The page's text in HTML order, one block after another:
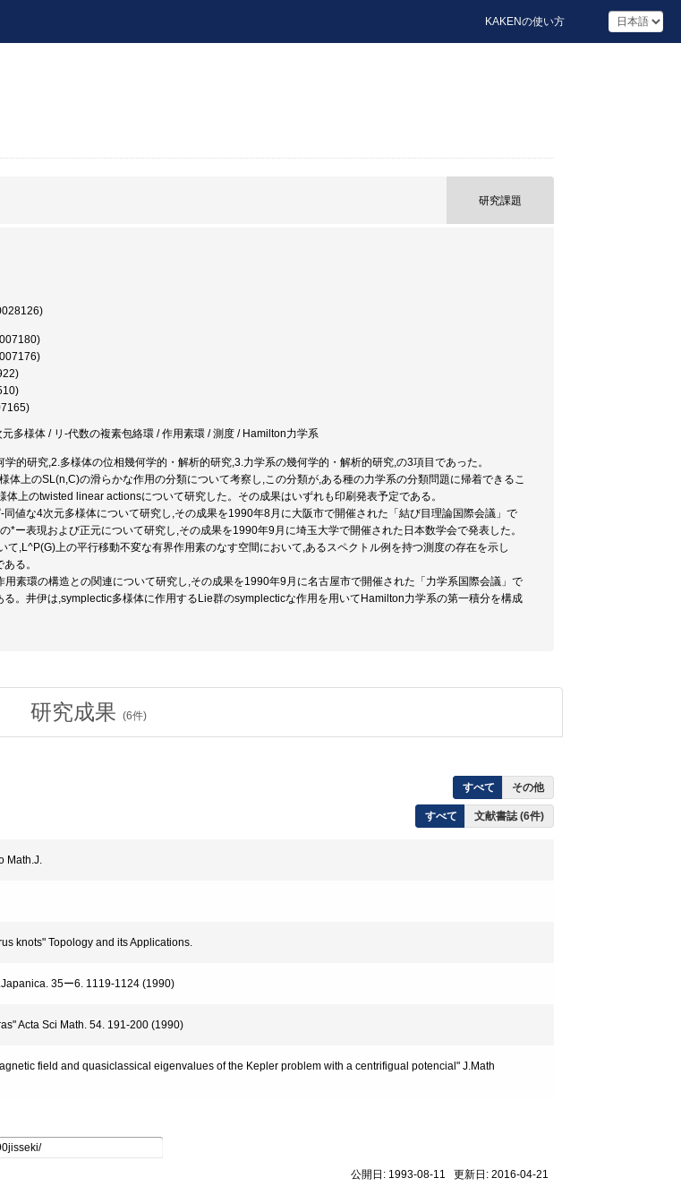
KAKENの使い方
研究課題
多様体 / リ-代数の複素包絡環 / 作用素環 / 測度 / Hamilton力学系
的研究,2.多様体の位相幾何学的・解析的研究,3.力学系の幾何学的・解析的研究,の3項目であった。
体上のSL(n,C)の滑らかな作用の分類について考察し,この分類が,ある種の力学系の分類問題に帰着できるこ
体上のtwisted linear actionsについて研究した。その成果はいずれも印刷発表予定である。
値な4次元多様体について研究し,その成果を1990年8月に大阪市で開催された「結び目理論国際会議」で
*ー表現および正元について研究し,その成果を1990年9月に埼玉大学で開催された日本数学会で発表した。
て,L^P(G)上の平行移動不変な有界作用素のなす空間において,あるスペクトル例を持つ測度の存在を示し
る。
素環の構造との関連について研究し,その成果を1990年9月に名古屋市で開催された「力学系国際会議」で
。井伊は,symplectic多様体に作用するLie群のsymplecticな作用を用いてHamilton力学系の第一積分を構成
研究成果 (6件)
すべて その他
すべて 文献書誌 (6件)
Math.J.
knots" Topology and its Applications.
35ー6. 1119-1124 (1990)
Acta Sci Math. 54. 191-200 (1990)
field and quasiclassical eigenvalues of the Kepler problem with a centrifigual potencial" J.Math
公開日: 1993-08-11 更新日: 2016-04-21